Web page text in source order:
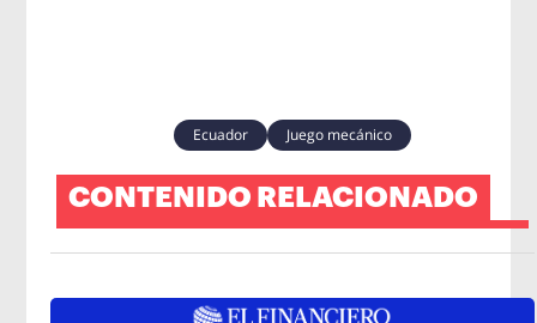
Ecuador Juego mecánico
CONTENIDO RELACIONADO